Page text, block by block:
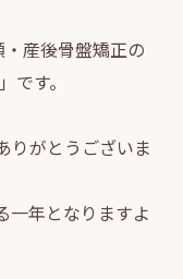
産後骨盤矯正の
です。
りがとうございま
一年となりますよ